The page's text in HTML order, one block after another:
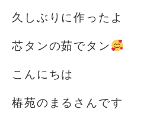
久しぶりに作ったよ
芯タンの茹でタン
こんにちは️
椿苑のまるさんです